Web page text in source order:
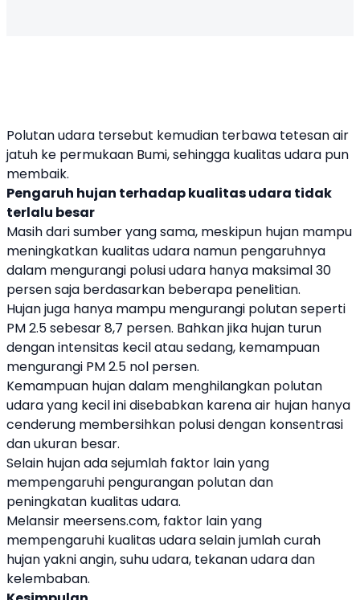
Polutan udara tersebut kemudian terbawa tetesan air
jatuh ke permukaan Bumi, sehingga kualitas udara pun
membaik.
Pengaruh hujan terhadap kualitas udara tidak
terlalu besar
Masih dari sumber yang sama, meskipun hujan mampu
meningkatkan kualitas udara namun pengaruhnya
dalam mengurangi polusi udara hanya maksimal 30
persen saja berdasarkan beberapa penelitian.
Hujan juga hanya mampu mengurangi polutan seperti
PM 2.5 sebesar 8,7 persen. Bahkan jika hujan turun
dengan intensitas kecil atau sedang, kemampuan
mengurangi PM 2.5 nol persen.
Kemampuan hujan dalam menghilangkan polutan
udara yang kecil ini disebabkan karena air hujan hanya
cenderung membersihkan polusi dengan konsentrasi
dan ukuran besar.
Selain hujan ada sejumlah faktor lain yang
mempengaruhi pengurangan polutan dan
peningkatan kualitas udara.
Melansir meersens.com, faktor lain yang
mempengaruhi kualitas udara selain jumlah curah
hujan yakni angin, suhu udara, tekanan udara dan
kelembaban.